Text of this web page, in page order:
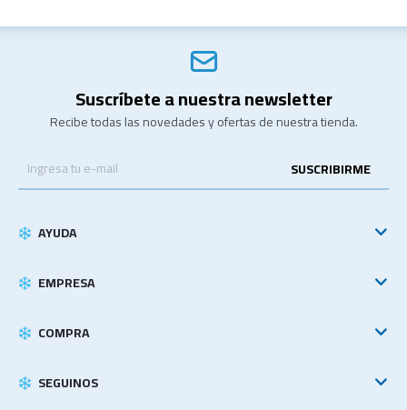
Suscríbete a nuestra newsletter
Recibe todas las novedades y ofertas de nuestra tienda.
SUSCRIBIRME
AYUDA
EMPRESA
COMPRA
SEGUINOS